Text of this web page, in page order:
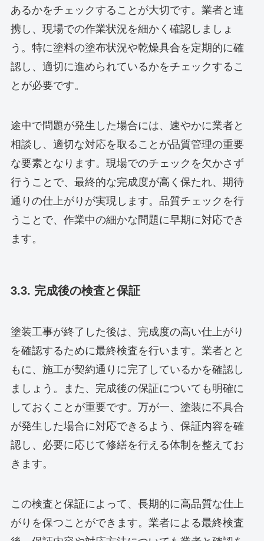
あるかをチェックすることが大切です。業者と連
携し、現場での作業状況を細かく確認しましょ
う。特に塗料の塗布状況や乾燥具合を定期的に確
認し、適切に進められているかをチェックするこ
とが必要です。
途中で問題が発生した場合には、速やかに業者と
相談し、適切な対応を取ることが品質管理の重要
な要素となります。現場でのチェックを欠かさず
行うことで、最終的な完成度が高く保たれ、期待
通りの仕上がりが実現します。品質チェックを行
うことで、作業中の細かな問題に早期に対応でき
ます。
3.3. 完成後の検査と保証
塗装工事が終了した後は、完成度の高い仕上がり
を確認するために最終検査を行います。業者とと
もに、施工が契約通りに完了しているかを確認し
ましょう。また、完成後の保証についても明確に
しておくことが重要です。万が一、塗装に不具合
が発生した場合に対応できるよう、保証内容を確
認し、必要に応じて修繕を行える体制を整えてお
きます。
この検査と保証によって、長期的に高品質な仕上
がりを保つことができます。業者による最終検査